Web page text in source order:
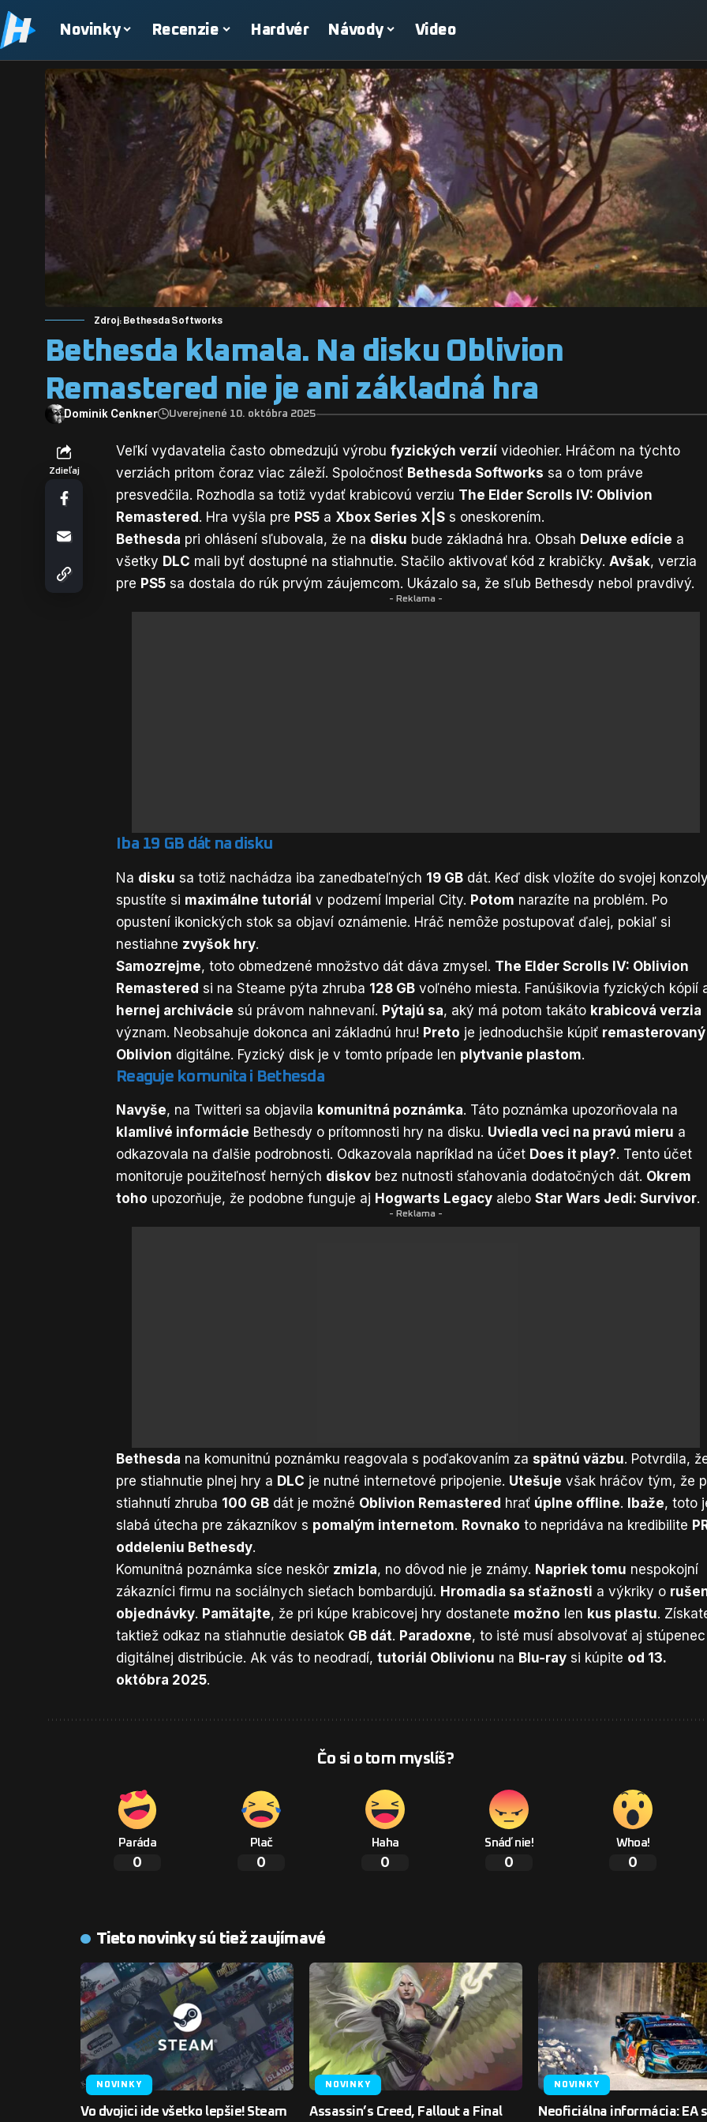
Novinky Recenzie Hardvér Návody Video
Zdroj: Bethesda Softworks
Bethesda klamala. Na disku Oblivion
Remastered nie je ani základná hra
Dominik Cenkner Uverejnené 10. októbra 2025
Zdieľaj
Veľkí vydavatelia často obmedzujú výrobufyzických verzií videohier. Hráčom na týchto
verziách pritom čoraz viac záleží. Spoločnosť Bethesda Softworks sa o tom práve
presvedčila. Rozhodla sa totiž vydať krabicovú verziu The Elder Scrolls IV: Oblivion
Remastered . Hra vyšla pre PS5 a Xbox Series X|S s oneskorením.
Bethesda pri ohlásení sľubovala, že na disku bude základná hra. Obsah Deluxe edície a
všetky DLC mali byť dostupné na stiahnutie. Stačilo aktivovať kód z krabičky.Avšak, verzia
pre PS5 sa dostala do rúk prvým záujemcom. Ukázalo sa, že sľub Bethesdy nebol pravdivý.
- Reklama -
Iba 19 GB dát na disku
Na disku sa totiž nachádza iba zanedbateľných 19 GB dát. Keď disk vložíte do svojej
spustíte si maximálne tutoriál v podzemí Imperial City. Potom narazíte na problém. Po
opustení ikonických stok sa objaví oznámenie. Hráč nemôže postupovať ďalej, pokiaľ si
nestiahne zvyšok hry.
Samozrejme, toto obmedzené množstvo dát dáva zmysel. The Elder Scrolls IV: Oblivion
Remastered si na Steame pýta zhruba 128 GB voľného miesta. Fanúšikovia fyzických kópií
hernej archivácie sú právom nahnevaní. Pýtajú sa, aký má potom takáto krabicová verzia
význam. Neobsahuje dokonca ani základnú hru! Preto je jednoduchšie kúpiť remasterovaný
Oblivion digitálne. Fyzický disk je v tomto prípade len plytvanie plastom.
Reaguje komunita i Bethesda
Navyše, na Twitteri sa objavila komunitná poznámka. Táto poznámka upozorňovala na
klamlivé informácie Bethesdy o prítomnosti hry na disku. Uviedla veci na pravú mieru a
odkazovala na ďalšie podrobnosti. Odkazovala napríklad na účet Does it play?. Tento účet
monitoruje použiteľnosť herných diskov bez nutnosti sťahovania dodatočných dát. Okrem
toho upozorňuje, že podobne funguje aj Hogwarts Legacy aleboStar Wars Jedi: Survivor.
- Reklama -
Bethesda na komunitnú poznámku reagovala s poďakovaním zaspätnú väzbu. Potvrdila,
pre stiahnutie plnej hry a DLC je nutné internetové pripojenie. Utešuje však hráčov tým, že
stiahnutí zhruba 100 GB dát je možné Oblivion Remastered hrať úplne offline. Ibaže, toto
slabá útecha pre zákazníkov s pomalým internetom. Rovnako to nepridáva na kredibilite
oddeleniu Bethesdy.
Komunitná poznámka síce neskôr zmizla, no dôvod nie je známy. Napriek tomu nespokojní
zákazníci firmu na sociálnych sieťach bombardujú. Hromadia sa sťažnosti a výkriky o
objednávky. Pamätajte, že pri kúpe krabicovej hry dostanete možno len kus plastu.
taktiež odkaz na stiahnutie desiatok GB dát. Paradoxne, to isté musí absolvovať aj stúpenec
digitálnej distribúcie. Ak vás to neodradí,tutoriál Oblivionu na Blu-ray si kúpite od 13.
októbra 2025.
Čo si o tom myslíš?
Paráda
0
Plač
0
Haha
0
Snáď nie!
0
Whoa!
0
Tieto novinky sú tiež zaujímavé
NOVINKY
Vo dvojici ide všetko lepšie! Steam
NOVINKY
Assassin’s Creed, Fallout a Final
NOVINKY
Neoficiálna informácia: EA